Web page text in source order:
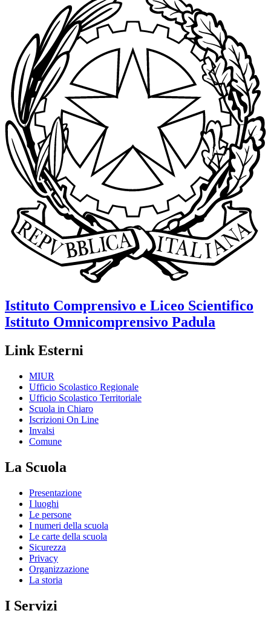
Istituto Comprensivo e Liceo Scientifico
Istituto Omnicomprensivo Padula
Link Esterni
MIUR
Ufficio Scolastico Regionale
Ufficio Scolastico Territoriale
Scuola in Chiaro
Iscrizioni On Line
Invalsi
Comune
La Scuola
Presentazione
I luoghi
Le persone
I numeri della scuola
Le carte della scuola
Sicurezza
Privacy
Organizzazione
La storia
I Servizi